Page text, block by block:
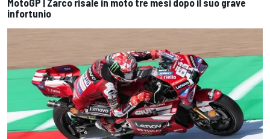
MotoGP | Zarco risale in moto tre mesi dopo il suo grave
infortunio